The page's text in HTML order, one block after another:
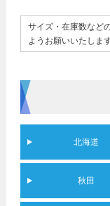
サイズ・在庫数など
ようお願いいたします
北海道
秋田